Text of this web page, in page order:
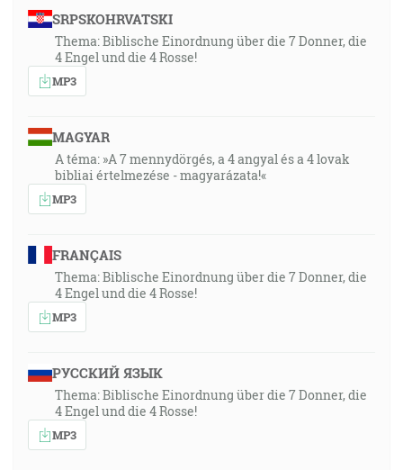
SRPSKOHRVATSKI
Thema: Biblische Einordnung über die 7 Donner, die
4 Engel und die 4 Rosse!
MP3
MAGYAR
A téma: »A 7 mennydörgés, a 4 angyal és a 4 lovak
bibliai értelmezése - magyarázata!«
MP3
FRANÇAIS
Thema: Biblische Einordnung über die 7 Donner, die
4 Engel und die 4 Rosse!
MP3
РУССКИЙ ЯЗЫК
Thema: Biblische Einordnung über die 7 Donner, die
4 Engel und die 4 Rosse!
MP3